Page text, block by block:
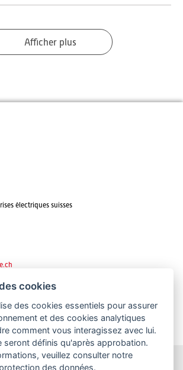
Afficher plus
électriques suisses
aux newsletters
cookies
des cookies essentiels pour assurer
et des cookies analytiques
comment vous interagissez avec lui.
seront définis qu'après approbation.
veuillez consulter notre
des données.